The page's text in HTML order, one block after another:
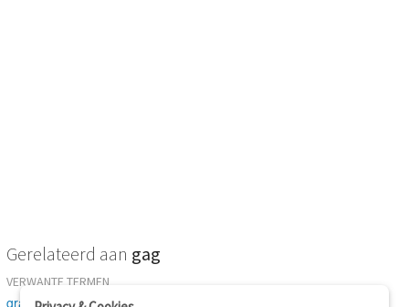
Gerelateerd aan gag
VERWANTE TERMEN
grap